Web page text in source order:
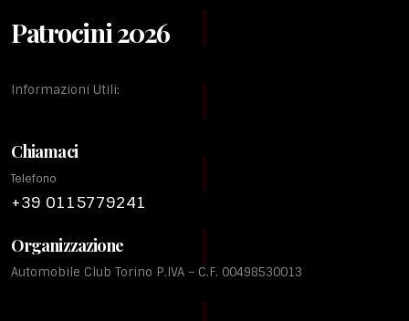
Patrocini 2026
Informazioni Utili:
Chiamaci
Telefono
+39 0115779241
Organizzazione
Automobile Club Torino P.IVA – C.F. 00498530013